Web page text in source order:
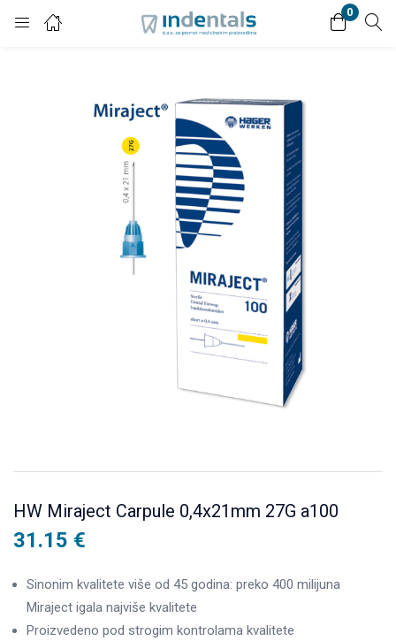
0
Login
Enter your username and password to login.
Lost password?
HW Miraject Carpule 0,4x21mm 27G a100
31.15 €
Sinonim kvalitete više od 45 godina: preko 400 milijuna
Miraject igala najviše kvalitete
Proizvedeno pod strogim kontrolama kvalitete